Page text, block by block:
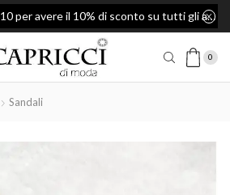
Gratis per ordini superiori a 49€
0
Sandali